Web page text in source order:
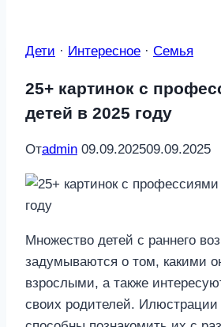
Дети · Интересное · Семья
25+ картинок с
детей в 2025 году
Отadmin 09.09.202509.09.2025
Множество детей с раннего
задумываются о том, какими
взрослыми, а также
своих родителей. Илюстрации